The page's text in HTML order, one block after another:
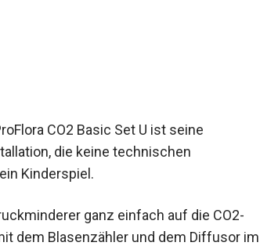
CO2 Basic Set U ist seine
die keine technischen
Kinderspiel.
ganz einfach auf die CO2-
dem Blasenzähler und dem Diffusor im